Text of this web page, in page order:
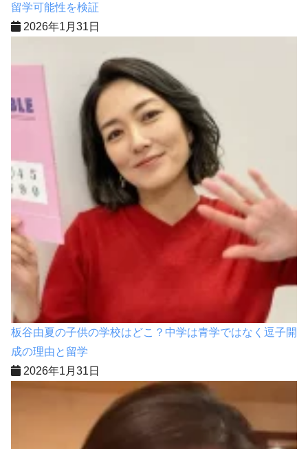
留学可能性を検証
2026年1月31日
板谷由夏の子供の学校はどこ？中学は青学ではなく逗子開
成の理由と留学
2026年1月31日